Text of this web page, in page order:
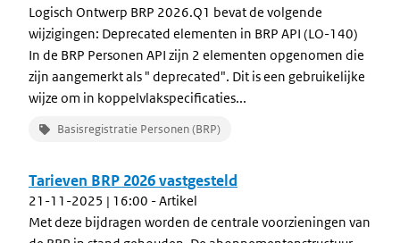
Logisch Ontwerp BRP 2026.Q1 bevat de volgende
wijzigingen: Deprecated elementen in BRP API (LO-140)
In de BRP Personen API zijn 2 elementen opgenomen die
zijn aangemerkt als " deprecated". Dit is een gebruikelijke
wijze om in koppelvlakspecificaties...
Basisregistratie Personen (BRP)
Tarieven BRP 2026 vastgesteld
21-11-2025 | 16:00 - Artikel
Met deze bijdragen worden de centrale voorzieningen van